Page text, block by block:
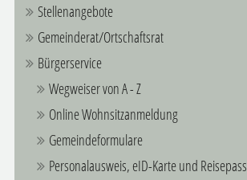
Stellenangebote
Gemeinderat/Ortschaftsrat
Bürgerservice
Wegweiser von A - Z
Online Wohnsitzanmeldung
Gemeindeformulare
Personalausweis, eID-Karte und Reisepass